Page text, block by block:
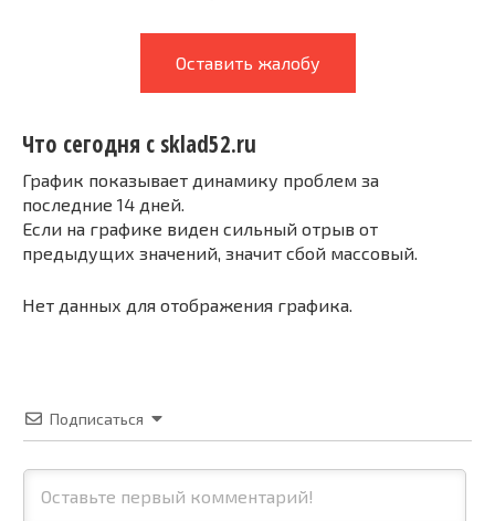
Оставить жалобу
Что сегодня с sklad52.ru
График показывает динамику проблем за
последние 14 дней.
Если на графике виден сильный отрыв от
предыдущих значений, значит сбой массовый.
Нет данных для отображения графика.
Подписаться